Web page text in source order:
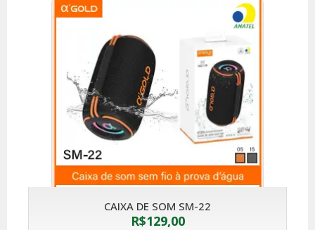
CAIXA DE SOM SM-22
R$129,00